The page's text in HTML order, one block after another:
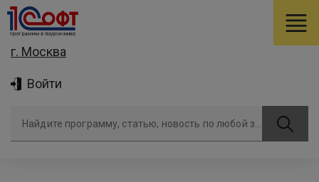
г. Москва
Войти